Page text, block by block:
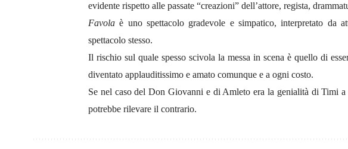
evidente rispetto alle passate “creazioni” dell’attore, regista,
Favola è uno spettacolo gradevole e simpatico, interpretato
spettacolo stesso.
Il rischio sul quale spesso scivola la messa in scena è quello di
diventato applauditissimo e amato comunque e a ogni costo.
Se nel caso del Don Giovanni e di Amleto era la genialità di Timi
potrebbe rilevare il contrario.